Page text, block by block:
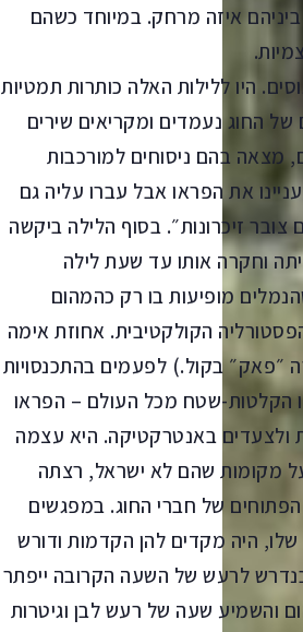
איזה מרחק. במיוחד כשהם
היו ללילות האלה כותרות תמטיות
של החוג נעמדים ומקריאים שירים
מצאה בהם ניסוחים למורכבות
את הפראו אבל עברו עליה גם
את ״אדם צובר זיכרונות״. בסוף הלילה ביקשה
וחקרה אותו עד שעת לילה
מופיעות בו רק כהמהום
הקולקטיבית. אחוזת אימה
״פאק״ בקול.) לפעמים בהתכנסויות
הקלטות-שטח מכל העולם – הפראו
ולצעדים באנטרקטיקה. היא עצמה
מקומות שהם לא ישראל, רצתה
של חברי החוג. במפגשים
היה מקדים להן הקדמות ודורש
לרעש של השעה הקרובה ייפתר
והשמיע שעה של רעש לבן וגיטרות